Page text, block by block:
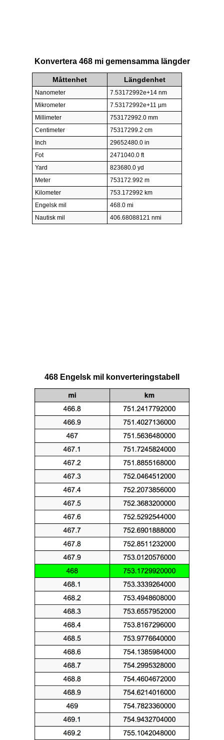
Konvertera 468 mi gemensamma längder
Måttenhet Längdenhet
Nanometer
7.53172992e+14 nm
Mikrometer
7.53172992e+11 µm
Millimeter
753172992.0 mm
Centimeter
75317299.2 cm
Inch
29652480.0 in
Fot
2471040.0 ft
Yard
823680.0 yd
Meter
753172.992 m
Kilometer
753.172992 km
Engelsk mil
468.0 mi
Nautisk mil
406.68088121 nmi
468 Engelsk mil konverteringstabell